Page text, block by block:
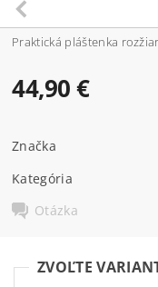
Praktická pláštenka
44,90 €
Značka
Kategória
Otázka
ZVOĽTE